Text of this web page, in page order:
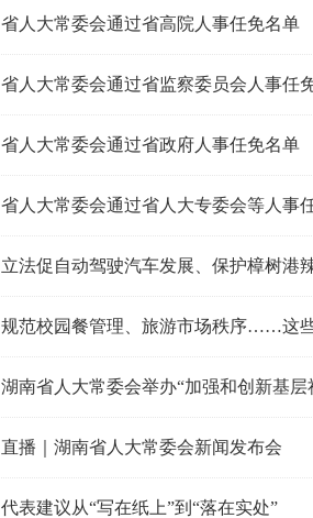
省人大常委会通过省高院人事任免名单
省人大常委会通过省监察委员会人事任
省人大常委会通过省政府人事任免名单
省人大常委会通过省人大专委会等人事
规范校园餐管理、旅游市场秩序……这
湖南省人大常委会举办“加强和创新基层
直播｜湖南省人大常委会新闻发布会
代表建议从“写在纸上”到“落在实处”